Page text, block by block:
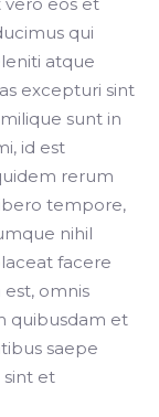
qui
atque
excepturi sint
sunt in
id est
rerum
tempore,
nihil
facere
omnis
quibusdam et
saepe
et